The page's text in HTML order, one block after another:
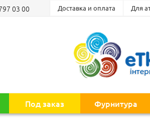
03 00 Доставка и оплата Для
Под заказ Фурнитура